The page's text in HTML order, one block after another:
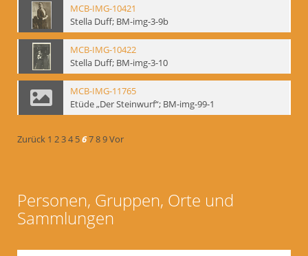
MCB-IMG-10421
Stella Duff; BM-img-3-9b
MCB-IMG-10422
Stella Duff; BM-img-3-10
MCB-IMG-11765
Etüde „Der Steinwurf“; BM-img-99-1
Zurück 1 234 56789Vor
Personen, Gruppen, Orte und
Sammlungen